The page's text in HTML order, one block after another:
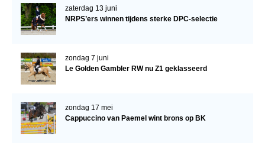
Verrichtingsonderzoek 2023-2024
Verrichtingsonderzoek 2021-2022
Verrichtingsonderzoek 2020-2021
Sport
Paard te koop
zaterdag 13 juni
NRPS’ers winnen tijdens sterke DPC-selectie
zondag 7 juni
Le Golden Gambler RW nu Z1 geklasseerd
zondag 17 mei
Cappuccino van Paemel wint brons op BK